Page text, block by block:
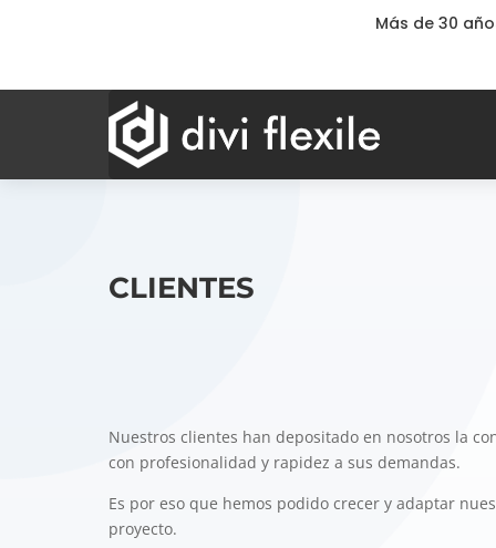
Más de 30
CLIENTES
Nuestros clientes han depositado en nosotros la
con profesionalidad y rapidez a sus demandas.
Es por eso que hemos podido crecer y adaptar
proyecto.